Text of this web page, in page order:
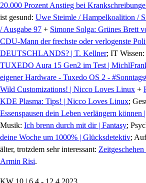
20.000 Prozent Anstieg bei
ist gesund: Uwe Steimle / Hampelkoalition /
/ Ausgabe 97 + Simone Solga: Grünes Brett
CDU-Mann der frechste oder verlogenste
DEUTSCHLANDS? | T. Kellner; IT Wissen:
TUXEDO Aura 15 Gen2 im Test |
eigener Hardware - Tuxedo OS 2 -
Wild Customizations! | Nicco Loves Linux +
KDE Plasma: Tips! | Nicco Loves Linux;
Essenspausen dein Leben verlängern können
Musik: Ich brenn durch mit dir | Fantasy;
deine Woche um 1000% | Glücksdetektiv;
älter, trotzdem sehr interessant:
Armin Risi.
KW 10 | 6.4 - 12.4.2023